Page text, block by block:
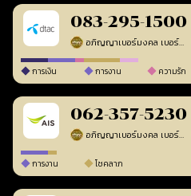
083-295-1500
อภิญญาเบอร์มงคล เบอร์สวยเลขศาสตร์
การเงิน การงาน ความรัก
062-357-5230
อภิญญาเบอร์มงคล เบอร์สวยเลขศาสตร์
การงาน โชคลาภ